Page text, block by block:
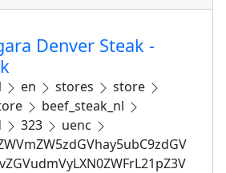
Denver Steak -
en stores
store
beef_steak_nl
323
uenc